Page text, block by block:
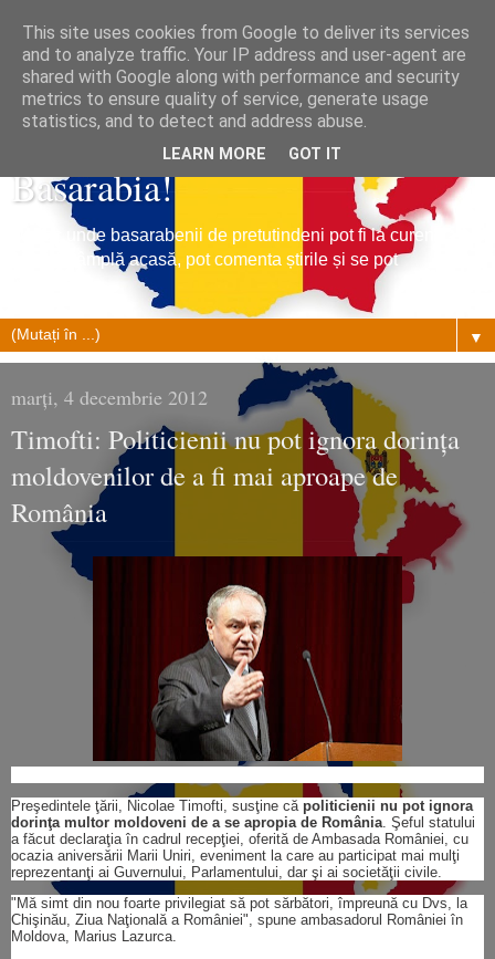
Tribuna Basarabiei, Stiri din
Basarabia!
Un loc unde basarabenii de pretutindeni pot fi la curent cu
ce se întâmplă acasă, pot comenta știrile și se pot
▼
marți, 4 decembrie 2012
Timofti: Politicienii nu pot ignora dorinţa
moldovenilor de a fi mai aproape de
România
Preşedintele ţării, Nicolae Timofti, susţine că politicienii nu pot ignora
dorinţa multor moldoveni de a se apropia de România . Şeful statului
a făcut declaraţia în cadrul recepţiei, oferită de Ambasada României, cu
ocazia aniversării Marii Uniri, eveniment la care au participat mai mulţi
reprezentanţi ai Guvernului, Parlamentului, dar şi ai societăţii civile.
"Mă simt din nou foarte privilegiat să pot sărbători, împreună cu Dvs, la
Chişinău, Ziua Naţională a României", spune ambasadorul României în
Moldova, Marius Lazurca.
This site uses cookies from Google to deliver its services
and to analyze traffic. Your IP address and user-agent are
shared with Google along with performance and security
metrics to ensure quality of service, generate usage
statistics, and to detect and address abuse.
LEARN MORE GOT IT